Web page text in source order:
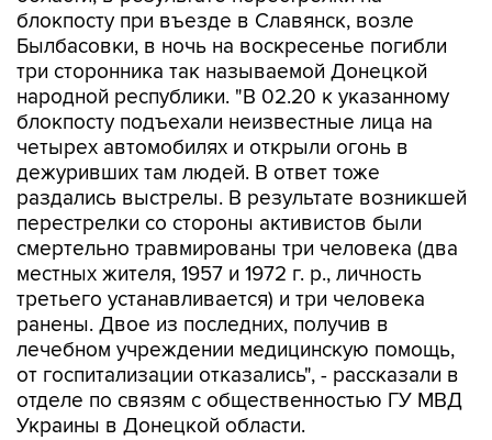
блокпосту при въезде в Славянск, возле
Былбасовки, в ночь на воскресенье погибли
три сторонника так называемой Донецкой
народной республики. "В 02.20 к указанному
блокпосту подъехали неизвестные лица на
четырех автомобилях и открыли огонь в
дежуривших там людей. В ответ тоже
раздались выстрелы. В результате возникшей
перестрелки со стороны активистов были
смертельно травмированы три человека (два
местных жителя, 1957 и 1972 г. р., личность
третьего устанавливается) и три человека
ранены. Двое из последних, получив в
лечебном учреждении медицинскую помощь,
от госпитализации отказались", - рассказали в
отделе по связям с общественностью ГУ МВД
Украины в Донецкой области.